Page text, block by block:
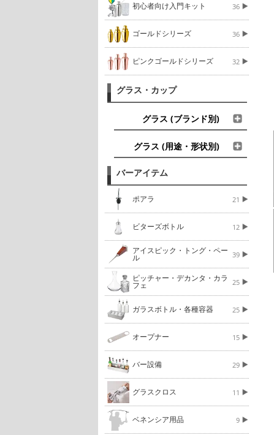
初心者向け入門キット 36
ゴールドシリーズ 36
ピンクゴールドシリーズ 32
グラス・カップ
グラス (ブランド別)
グラス (用途・形状別)
バーアイテム
ポアラ 21
ビターズボトル 12
アイスピック・トング・ペー
ル 39
ピッチャー・デカンタ・カラ
フェ 25
ガラスボトル・各種容器 25
オープナー 15
バー設備 29
グラスクロス 11
ベネンシア用品 9